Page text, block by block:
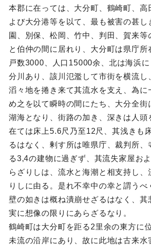
本郡に在っては、大分町、鶴崎町、高
よび大分港等を以て、最も被害の甚し
園、別保、松岡、竹中、判田、賀来等
と伯仲の間に居れり、大分町は県庁所
戸数3000、人口15000余、北は海浜
分川あり、該川氾濫して市街を横流し
滔々地を捲き来て其流水を支え、為に
め之を以て瞬時の間にたち、大分全街
湖海となり、街路の加き、深きは人頭
在ては床上5.6尺乃至12尺、其浅きも
るはなく、剰す所は唯県庁、裁判所、
る3,4の建物に過ぎず、其流失家屋お
らざりしは、流水と海潮と相支持し、
りしに由る。是れ不幸中の幸と謂うべ
壁の如きは概ね潰崩せざるはなく、其
実に想像の限りにあらざるなり。
鶴崎町は大分町を距る2里余の東方に
未流の沿岸にあり、故に此地は古来水